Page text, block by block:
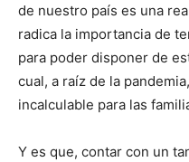
de nuestro país es una
radica la importancia de
para poder disponer de
cual, a raíz de la
incalculable para las
Y es que, contar con un